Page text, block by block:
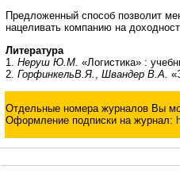
Предложенный способ позволит
нацеливать компанию на
Литература
1. Неруш Ю.М. «Логистика» :
2. ГорфинкельВ.Я. Швандер В.А.
Отдельные номера журналов Вы
Оформление подписки на журнал: